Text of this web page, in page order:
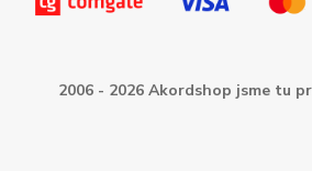
2006 - 2026 Akordshop jsme tu